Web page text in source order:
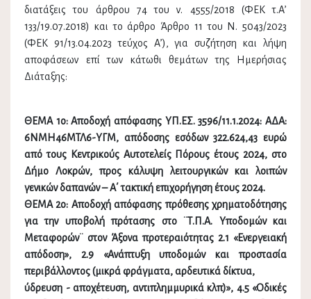
διατάξεις του άρθρου 74 του ν. 4555/2018 (ΦΕΚ τ.Α’
133/19.07.2018) και το άρθρο Άρθρο 11 του Ν. 5043/2023
(ΦΕΚ 91/13.04.2023 τεύχος Α’), για συζήτηση και λήψη
αποφάσεων επί των κάτωθι θεμάτων της Ημερήσιας
Διάταξης:
ΘΕΜΑ 1ο: Αποδοχή απόφασης ΥΠ.ΕΣ. 3596/11.1.2024: ΑΔΑ:
6ΝΜΗ46ΜΤΛ6-ΥΓΜ, απόδοσης εσόδων 322.624,43 ευρώ
από τους Κεντρικούς Αυτοτελείς Πόρους έτους 2024, στο
Δήμο Λοκρών, προς κάλυψη λειτουργικών και λοιπών
γενικών δαπανών – Α΄ τακτική επιχορήγηση έτους 2024.
ΘΕΜΑ 2ο: Αποδοχή απόφασης πρόθεσης χρηματοδότησης
για την υποβολή πρότασης στο ¨Τ.Π.Α. Υποδομών και
Μεταφορών¨ στον Άξονα προτεραιότητας 2.1 «Ενεργειακή
απόδοση», 2.9 «Ανάπτυξη υποδομών και προστασία
περιβάλλοντος (μικρά φράγματα, αρδευτικά δίκτυα,
ύδρευση - αποχέτευση, αντιπλημμυρικά κλπ)», 4.5 «Οδικές